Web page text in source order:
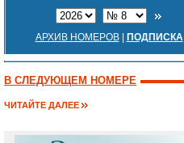
АРХИВ НОМЕРОВ| ПОДПИСКА
В СЛЕДУЮЩЕМ НОМЕРЕ
ЧИТАЙТЕ ДАЛЕЕ